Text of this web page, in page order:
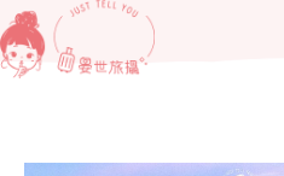
跳
至
主